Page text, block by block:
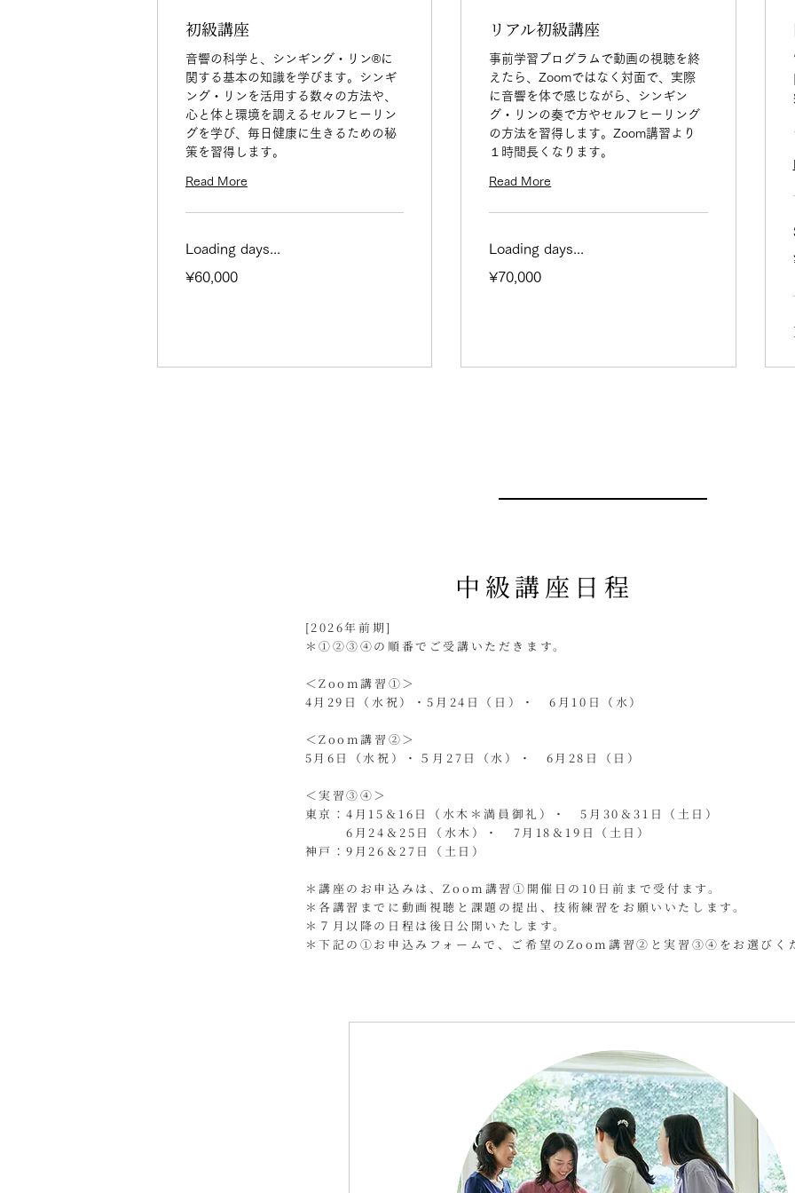
初級講座
音響の科学と、シンギング・リン®︎に
関する基本の知識を学びます。シンギ
ング・リンを活用する数々の方法や、
心と体と環境を調えるセルフヒーリン
グを学び、毎日健康に生きるための秘
策を習得します。
Read More
Loading days...
Japanese
¥60,000
リアル初級講座
事前学習プログラムで動画の視聴を終
えたら、Zoomではなく対面で、実際
に音響を体で感じながら、シンギン
グ・リンの奏で方やセルフヒーリング
の方法を習得します。Zoom講習より
１時間長くなります。
Read More
Loading days...
Japanese
¥70,000
中級講座日程
​[2026年前期]
＊①②③④の順番でご受講いただきます。
＜Zoom講習①＞
4月29日（水祝）・5月24日（日）・ 6月10日（水）
＜Zoom講習②＞
5月6日（水祝）・５月27日（水）・ 6月28日（日）
＜実習③④＞
東京：4月15＆16日（水木＊満員御礼）・ 5月30＆31日（土日）
6月24＆25日（水木）・ 7月18＆19日（土日）
​神戸：9月26＆27日（土日）
＊講座のお申込みは、Zoom講習①開催日の10日前まで受付ます。
＊各講習までに動画視聴と課題の提出、技術練習をお願いいたします。
＊７月以降の日程は後日公開いたします。
＊下記の①お申込みフォームで、ご希望のZoom講習②と実習③④をお選びく